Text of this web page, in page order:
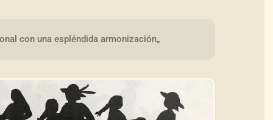
con una espléndida armonización„